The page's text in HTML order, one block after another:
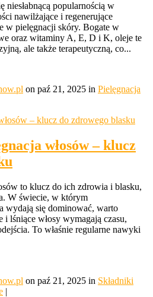
niesłabnącą popularnością w
nawilżające i regenerujące
w pielęgnacji skóry. Bogate w
oraz witaminy A, E, D i K, oleje te
ale także terapeutyczną, co...
on paź 21, 2025 in Pielęgnacja
włosów – klucz
to klucz do ich zdrowia i blasku,
W świecie, w którym
wydają się dominować, warto
lśniące włosy wymagają czasu,
To właśnie regularne nawyki
on paź 21, 2025 in Składniki
|